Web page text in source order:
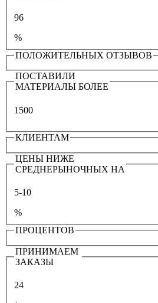
96
%
ПОЛОЖИТЕЛЬНЫХ ОТЗЫВОВ
ПОСТАВИЛИ
МАТЕРИАЛЫ БОЛЕЕ
1500
КЛИЕНТАМ
ЦЕНЫ НИЖЕ
СРЕДНЕРЫНОЧНЫХ НА
5-10
%
ПРОЦЕНТОВ
ПРИНИМАЕМ
ЗАКАЗЫ
24